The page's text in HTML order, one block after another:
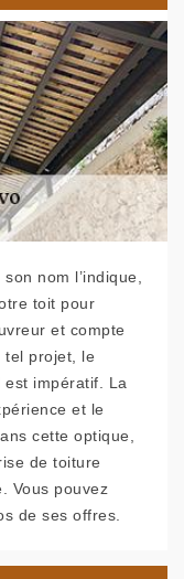
nom l’indique,
toit pour
et compte
tel projet, le
impératif. La
et le
cette optique,
de toiture
Vous pouvez
de ses offres.